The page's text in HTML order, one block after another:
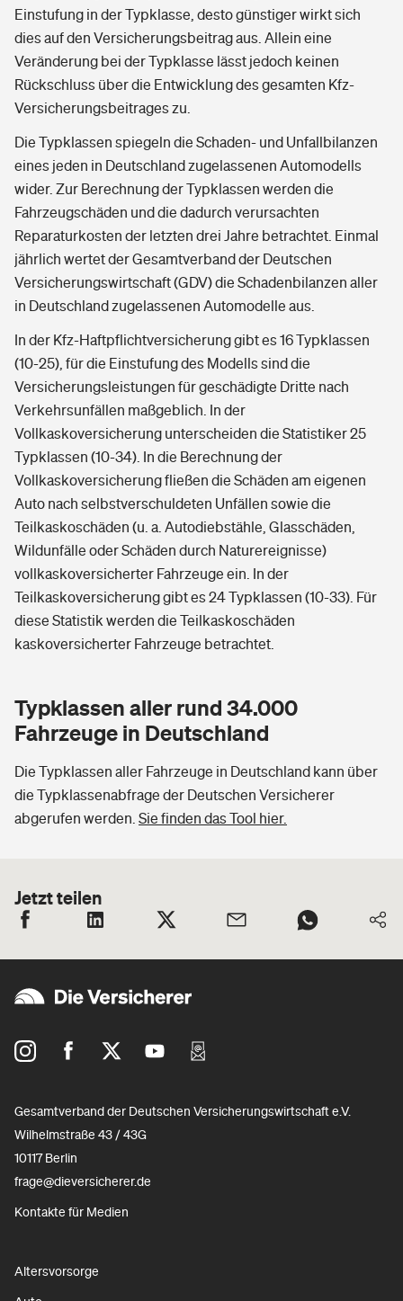
Einstufung in der Typklasse, desto günstiger wirkt sich
dies auf den Versicherungsbeitrag aus. Allein eine
Veränderung bei der Typklasse lässt jedoch keinen
Rückschluss über die Entwicklung des gesamten Kfz-
Versicherungsbeitrages zu.
Die Typklassen spiegeln die Schaden- und Unfallbilanzen
eines jeden in Deutschland zugelassenen Automodells
wider. Zur Berechnung der Typklassen werden die
Fahrzeugschäden und die dadurch verursachten
Reparaturkosten der letzten drei Jahre betrachtet. Einmal
jährlich wertet der Gesamtverband der Deutschen
Versicherungswirtschaft (GDV) die Schadenbilanzen aller
in Deutschland zugelassenen Automodelle aus.
In der Kfz-Haftpflichtversicherung gibt es 16 Typklassen
(10-25), für die Einstufung des Modells sind die
Versicherungsleistungen für geschädigte Dritte nach
Verkehrsunfällen maßgeblich. In der
Vollkaskoversicherung unterscheiden die Statistiker 25
Typklassen (10-34). In die Berechnung der
Vollkaskoversicherung fließen die Schäden am eigenen
Auto nach selbstverschuldeten Unfällen sowie die
Teilkaskoschäden (u. a. Autodiebstähle, Glasschäden,
Wildunfälle oder Schäden durch Naturereignisse)
vollkaskoversicherter Fahrzeuge ein. In der
Teilkaskoversicherung gibt es 24 Typklassen (10-33). Für
diese Statistik werden die Teilkaskoschäden
kaskoversicherter Fahrzeuge betrachtet.
Typklassen aller rund 34.000
Fahrzeuge in Deutschland
Die Typklassen aller Fahrzeuge in Deutschland kann über
die Typklassenabfrage der Deutschen Versicherer
abgerufen werden. Sie finden das Tool hier.
Jetzt teilen
Gesamtverband der Deutschen Versicherungswirtschaft e.V.
Wilhelmstraße 43 / 43G
10117 Berlin
frage@dieversicherer.de
Kontakte für Medien
Altersvorsorge